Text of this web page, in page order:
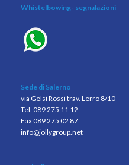
Whistelbowing- segnalazioni
Sede di Salerno
via Gelsi Rossi trav. Lerro 8/10
Tel. 089 275 11 12
Fax 089 275 02 87
info@jollygroup.net